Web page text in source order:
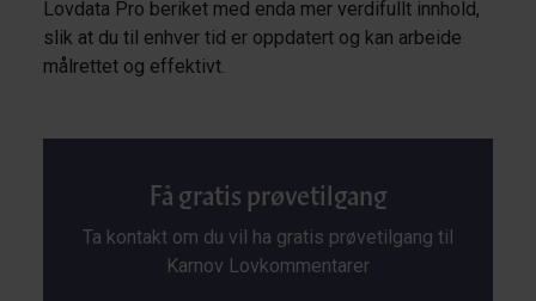
Lovdata Pro beriket med enda mer verdifullt innhold,
slik at du til enhver tid er oppdatert og kan arbeide
målrettet og effektivt.
Få gratis prøvetilgang
Ta kontakt om du vil ha gratis prøvetilgang til
Karnov Lovkommentarer